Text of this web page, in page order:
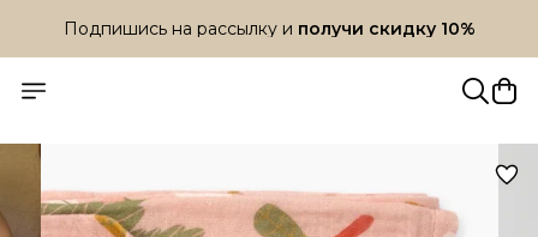
Подпишись на рассылку и получи скидку 10%
получи скидку 10%